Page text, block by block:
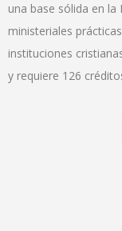
una base sólida en
ministeriales
instituciones
y requiere 126